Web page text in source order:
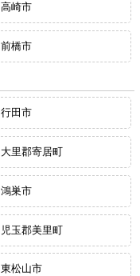
高崎市
前橋市
行田市
大里郡寄居町
鴻巣市
児玉郡美里町
東松山市